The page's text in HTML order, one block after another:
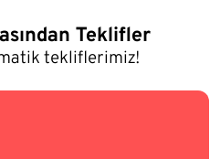
Teklifler
tekliflerimiz!